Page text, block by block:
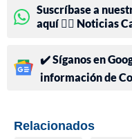
Suscríbase a
aquí 👉🏻 Noticias
✔️ Síganos en
información de
Relacionados